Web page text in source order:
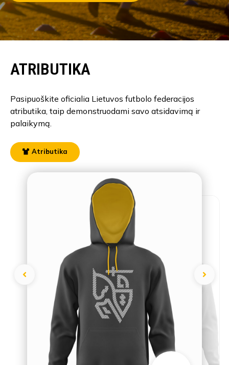
ATRIBUTIKA
Pasipuoškite oficialia Lietuvos futbolo federacijos
atributika, taip demonstruodami savo atsidavimą ir
palaikymą.
Atributika